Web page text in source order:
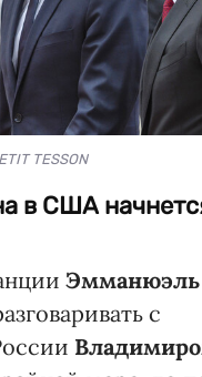
TESSON
в США
с